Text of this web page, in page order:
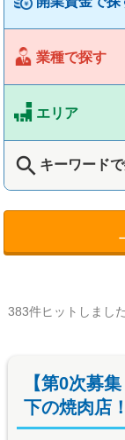
業種で探す
エリア
search キーワード
383件ヒットしました
【第0次募
下の焼肉店